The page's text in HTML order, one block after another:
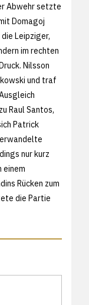
Abwehr setzte
Domagoj
Leipziger,
im rechten
Nilsson
und traf
Raul Santos,
Patrick
nur kurz
einem
Rücken zum
die Partie